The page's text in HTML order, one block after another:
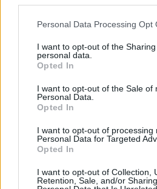
Please note that this website/app
not limited to your visit or usage
grant or deny consent to Google
use your data for below specified
consent section.
Personal Data Processing Opt
I want to opt-out of the
personal data.
Opted In
I want to opt-out of the Sale of
Personal Data.
Opted In
I want to opt-out of processing
Personal Data for Targeted
Opted In
I want to opt-out of Collection,
Retention, Sale, and/or
Andrea gyönyörű hangja, a
gyökerek rádióbarát popzenébe
természetesen zenei
hogy egy jól eladható zenekar jöjjön
Andrea szólólemezének, a Ten
(Björk, Massive Attack, Gwen
régi barát, Bono is felügyelte a
frontembere maga hívta fel
Hooper pedig magával vitte